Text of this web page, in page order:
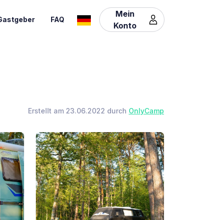
FAQ
Mein
Konto
Erstellt am 23.06.2022 durch OnlyCamp